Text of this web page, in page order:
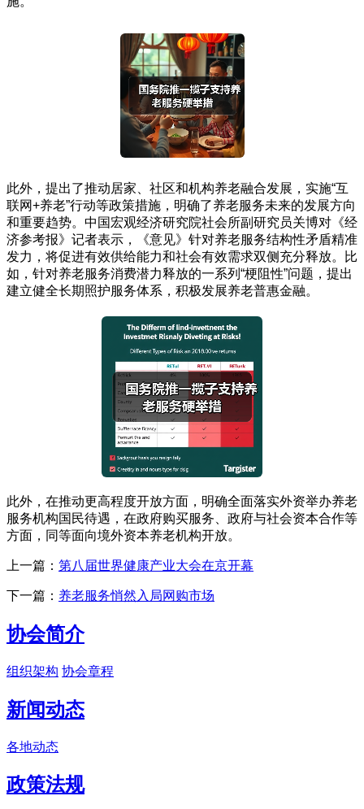
此外，提出了推动居家、社区和机构养老融合发展，实施“互
联网+养老”行动等政策措施，明确了养老服务未来的发展方向
和重要趋势。中国宏观经济研究院社会所副研究员关博对《经
济参考报》记者表示，《意见》针对养老服务结构性矛盾精准
发力，将促进有效供给能力和社会有效需求双侧充分释放。比
如，针对养老服务消费潜力释放的一系列“梗阻性”问题，提出
建立健全长期照护服务体系，积极发展养老普惠金融。
此外，在推动更高程度开放方面，明确全面落实外资举办养老
服务机构国民待遇，在政府购买服务、政府与社会资本合作等
方面，同等面向境外资本养老机构开放。
上一篇： 第八届世界健康产业大会在京开幕
下一篇： 养老服务悄然入局网购市场
协会简介
组织架构 协会章程
新闻动态
各地动态
政策法规